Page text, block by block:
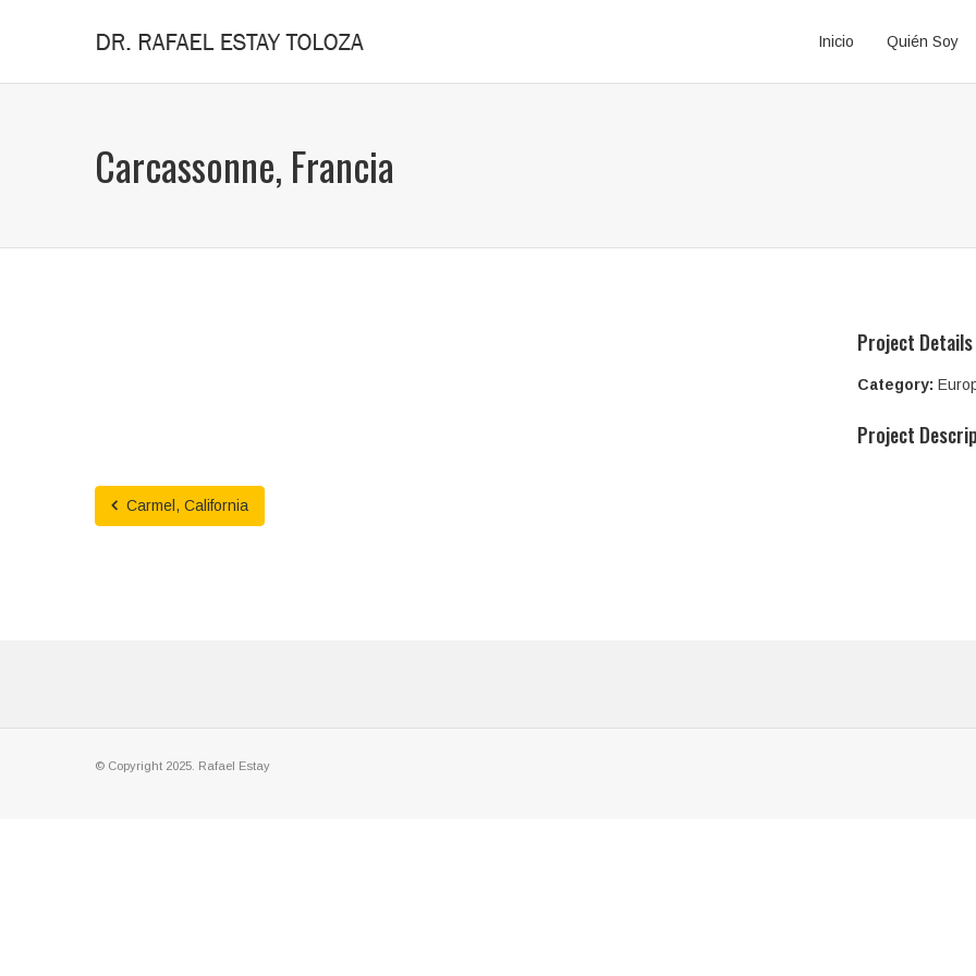
Inicio Quién Soy
Carcassonne, Francia
Project Details
Category:
Project
Carmel, California
© Copyright 2025. Rafael Estay